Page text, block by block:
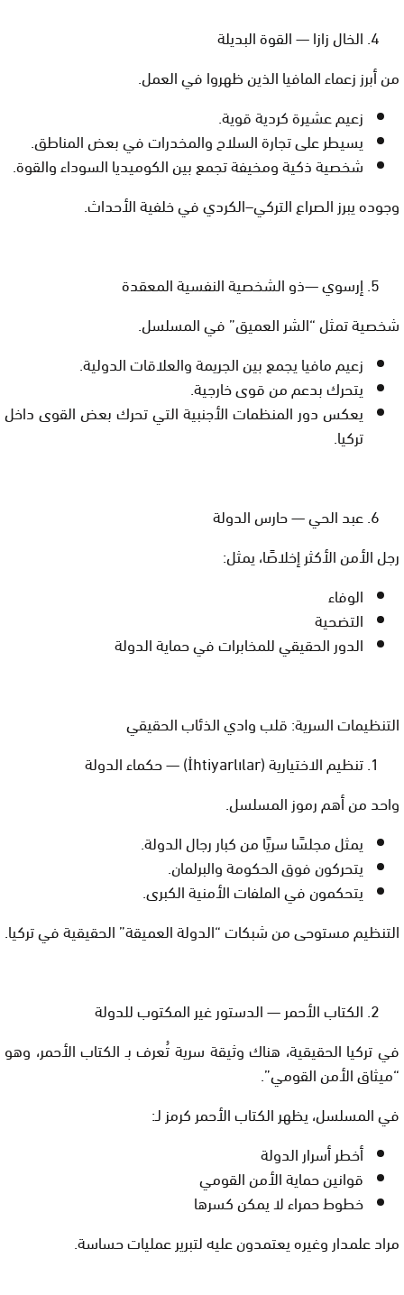
الخال زازا — القوة البديلة
من أبرز زعماء المافيا الذين ظهروا في العمل.
زعيم عشيرة كردية قوية.
يسيطر على تجارة السلاح والمخدرات في بعض المناطق.
شخصية ذكية ومخيفة تجمع بين الكوميديا السوداء والقوة.
وجوده يبرز الصراع التركي–الكرديفي خلفية الأحداث.
إرسوي —ذو الشخصية النفسية المعقدة
شخصية تمثل “الشر العميق” في المسلسل.
زعيم مافيا يجمع بين الجريمة والعلاقات الدولية.
يتحرك بدعم من قوى خارجية.
يعكس دور المنظمات الأجنبية التي تحرك بعض القوى داخل
تركيا.
عبد الحي — حارس الدولة
رجل الأمن الأكثر إخلاصًا، يمثل:
الوفاء
التضحية
الدور الحقيقي للمخابرات في حماية الدولة
التنظيمات السرية: قلب وادي الذئاب الحقيقي
تنظيم الاختيارية (İhtiyarlılar) — حكماء الدولة
واحد من أهم رموز المسلسل.
يمثل مجلسًا سريًا من كبار رجال الدولة.
يتحركون فوق الحكومة والبرلمان.
يتحكمون في الملفات الأمنية الكبرى.
التنظيم مستوحى من شبكات “الدولة العميقة” الحقيقية في تركيا.
الكتاب الأحمر — الدستور غير المكتوب للدولة
في تركيا الحقيقية، هناك وثيقة سرية تُعرف بـالكتاب الأحمر، وهو
“ميثاق الأمن القومي”.
في المسلسل، يظهر الكتاب الأحمر كرمز لـ:
أخطر أسرار الدولة
قوانين حماية الأمن القومي
خطوط حمراء لا يمكن كسرها
مراد علمدار وغيره يعتمدون عليه لتبرير عمليات حساسة.